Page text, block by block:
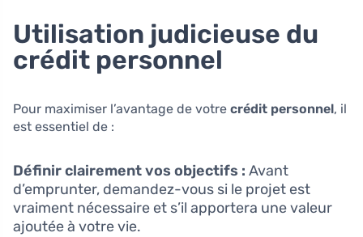
Utilisation judicieuse du
crédit personnel
Pour maximiser l’avantage de votre crédit personnel, il
est essentiel de :
Définir clairement vos objectifs : Avant
d’emprunter, demandez-vous si le projet est
vraiment nécessaire et s’il apportera une valeur
ajoutée à votre vie.